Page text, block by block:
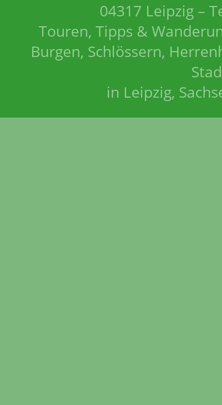
04317 Leipzig –
Touren, Tipps &
Burgen, Schlössern,
in Leipzig,